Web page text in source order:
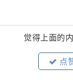
觉得上面的
点